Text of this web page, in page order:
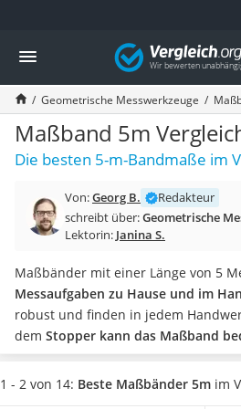
Die beliebtesten Vergleiche nach
Baumarkt
Tresor feuerfest
Makita-Akku-Rasenmäher
Kappsäge
Smartes Türschloss
Akku-Rasentrimmer
Feuchtigkeitsmessgerät
Split-Klimaanlage 2 Innengeräte
Pelletofen
Tiefbrunnenpumpe
Fliesenschneider
Hochdruckreiniger
Doppelschleifer
Überwachungskamera
Benzinrasenmäher mit Elektrostart
Vergleich
Geometrische Messwerkzeuge
Maßband 5m
Die besten 5-m-Bandmaße im
Von:Georg B.
Redakteur
schreibt über:Geometrische
Lektorin: Janina S.
Maßbänder mit einer Länge von 5
Messaufgaben zu Hause und im
robust und finden in jedem
dem Stopper kann das Maßband
diverser Tests im Internet ist ein 5-
Stopper beim Vermessen von langen
1 - 2 von 14: Beste Maßbänder 5m im